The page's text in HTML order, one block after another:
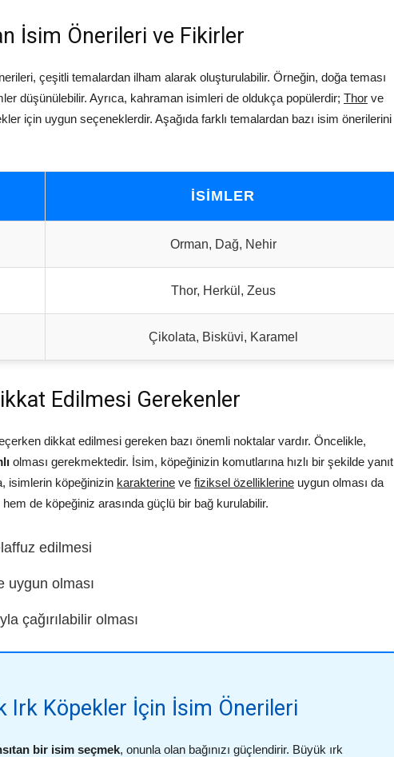
İsim Önerileri ve Fikirler
çeşitli temalardan ilham alarak oluşturulabilir. Örneğin, doğa teması
düşünülebilir. Ayrıca, kahraman isimleri de oldukça popülerdir; Thor ve
için uygun seçeneklerdir. Aşağıda farklı temalardan bazı isim önerilerini
İSIMLER
Orman, Dağ, Nehir
Thor, Herkül, Zeus
Çikolata, Bisküvi, Karamel
Edilmesi Gerekenler
dikkat edilmesi gereken bazı önemli noktalar vardır. Öncelikle,
olması gerekmektedir. İsim, köpeğinizin komutlarına hızlı bir şekilde yanıt
isimlerin köpeğinizin karakterine ve fiziksel özelliklerine uygun olması da
de köpeğiniz arasında güçlü bir bağ kurulabilir.
edilmesi
uygun olması
çağırılabilir olması
Irk Köpekler İçin İsim Önerileri
bir isim seçmek, onunla olan bağınızı güçlendirir. Büyük ırk